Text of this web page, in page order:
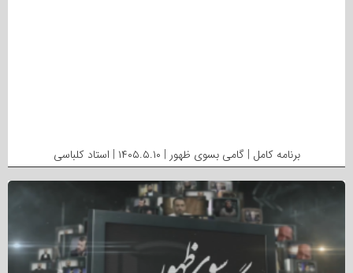
برنامه کامل | گامی بسوی ظهور | ۱۴۰۵.۵.۱۰ | استاد کلباسی